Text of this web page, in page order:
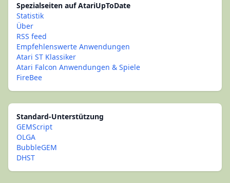
Spezialseiten auf AtariUpToDate
Statistik
Über
RSS feed
Empfehlenswerte Anwendungen
Atari ST Klassiker
Atari Falcon Anwendungen & Spiele
FireBee
Standard-Unterstützung
GEMScript
OLGA
BubbleGEM
DHST